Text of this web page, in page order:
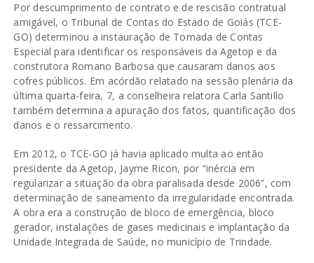
Por descumprimento de contrato e de rescisão contratual
amigável, o Tribunal de Contas do Estado de Goiás (TCE-
GO) determinou a instauração de Tomada de Contas
Especial para identificar os responsáveis da Agetop e da
construtora Romano Barbosa que causaram danos aos
cofres públicos. Em acórdão relatado na sessão plenária da
última quarta-feira, 7, a conselheira relatora Carla Santillo
também determina a apuração dos fatos, quantificação dos
danos e o ressarcimento.
Em 2012, o TCE-GO já havia aplicado multa ao então
presidente da Agetop, Jayme Ricon, por “inércia em
regularizar a situação da obra paralisada desde 2006”, com
determinação de saneamento da irregularidade encontrada.
A obra era a construção de bloco de emergência, bloco
gerador, instalações de gases medicinais e implantação da
Unidade Integrada de Saúde, no município de Trindade.